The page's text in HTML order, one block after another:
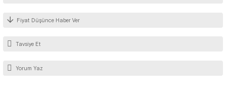
Fiyat Düşünce Haber Ver
Tavsiye Et
Yorum Yaz